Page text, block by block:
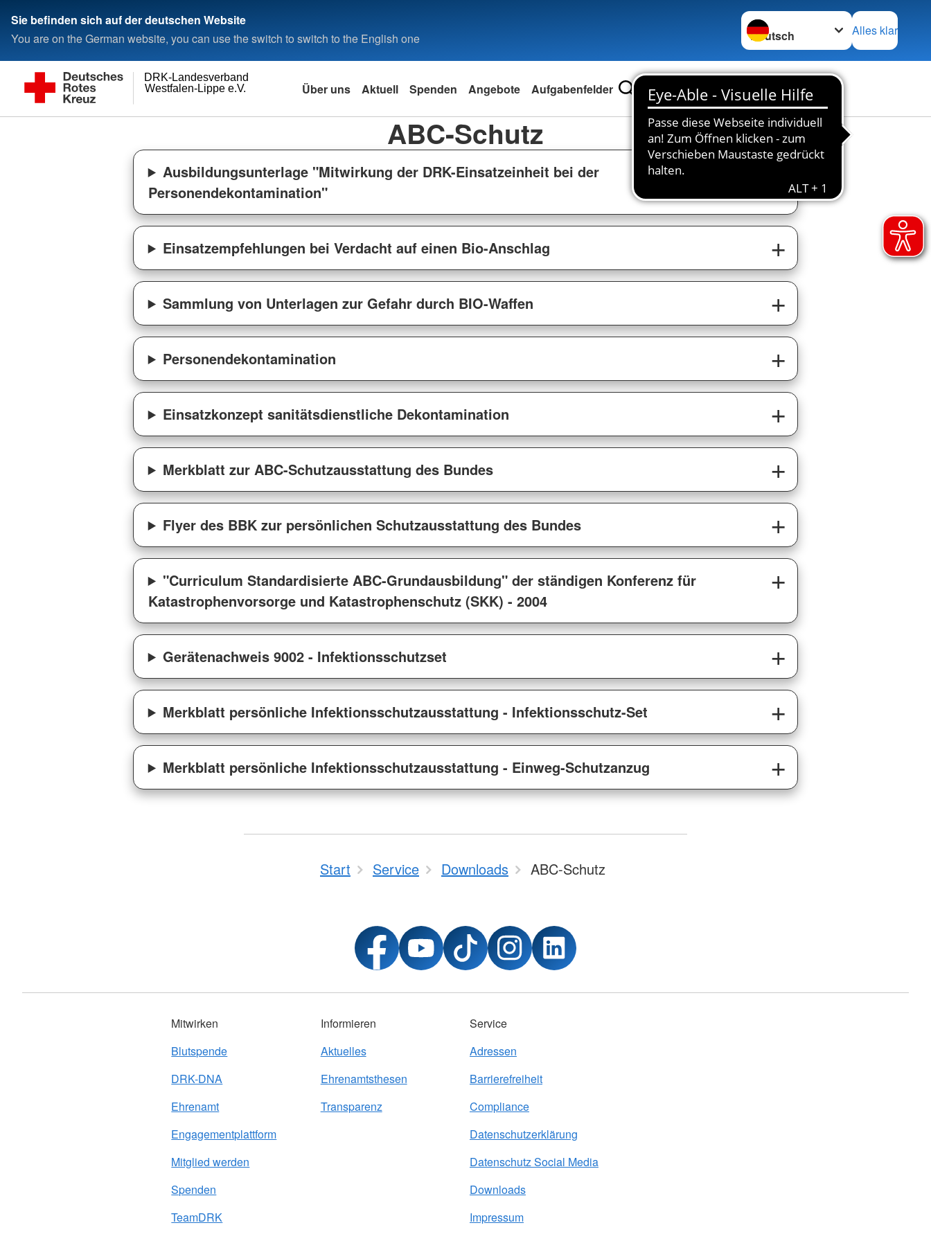
Sie befinden sich auf der deutschen Website
You are on the German website, you can use the switch to switch to the English one
Sprache wechseln zu
Alles klar
Westfalen-Lippe e.V.
DRK-Landesverband
Über uns Aktuell Spenden Angebote Aufgabenfelder
ABC-Schutz
Ausbildungsunterlage "Mitwirkung der DRK-Einsatzeinheit bei der
Personendekontamination"
Einsatzempfehlungen bei Verdacht auf einen Bio-Anschlag
Sammlung von Unterlagen zur Gefahr durch BIO-Waffen
Personendekontamination
Einsatzkonzept sanitätsdienstliche Dekontamination
Merkblatt zur ABC-Schutzausstattung des Bundes
Flyer des BBK zur persönlichen Schutzausstattung des Bundes
"Curriculum Standardisierte ABC-Grundausbildung" der ständigen Konferenz für
Katastrophenvorsorge und Katastrophenschutz (SKK) - 2004
Gerätenachweis 9002 - Infektionsschutzset
Merkblatt persönliche Infektionsschutzausstattung - Infektionsschutz-Set
Merkblatt persönliche Infektionsschutzausstattung - Einweg-Schutzanzug
Start Service Downloads ABC-Schutz
Mitwirken
Blutspende
DRK-DNA
Ehrenamt
Engagementplattform
Mitglied werden
Spenden
TeamDRK
Informieren
Aktuelles
Ehrenamtsthesen
Transparenz
Service
Adressen
Barrierefreiheit
Compliance
Datenschutzerklärung
Datenschutz Social Media
Downloads
Impressum